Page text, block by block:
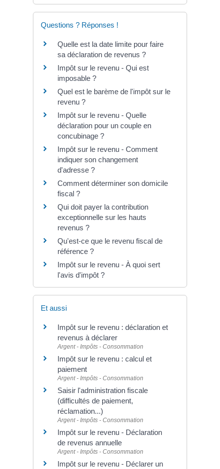
Questions ? Réponses !
Quelle est la date limite pour faire
sa déclaration de revenus ?
Impôt sur le revenu - Qui est
imposable ?
Quel est le barème de l'impôt sur le
revenu ?
Impôt sur le revenu - Quelle
déclaration pour un couple en
concubinage ?
Impôt sur le revenu - Comment
indiquer son changement
d'adresse ?
Comment déterminer son domicile
fiscal ?
Qui doit payer la contribution
exceptionnelle sur les hauts
revenus ?
Qu'est-ce que le revenu fiscal de
référence ?
Impôt sur le revenu - À quoi sert
l'avis d'impôt ?
Et aussi
Impôt sur le revenu : déclaration et
revenus à déclarer
Argent - Impôts - Consommation
Impôt sur le revenu : calcul et
paiement
Argent - Impôts - Consommation
Saisir l'administration fiscale
(difficultés de paiement,
réclamation...)
Argent - Impôts - Consommation
Impôt sur le revenu - Déclaration
de revenus annuelle
Argent - Impôts - Consommation
Impôt sur le revenu - Déclarer un